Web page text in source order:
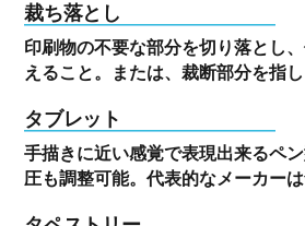
裁ち落とし
印刷物の不要な部分を切り落とし
えること。または、裁断部分を指し
タブレット
手描きに近い感覚で表現出来るペ
圧も調整可能。代表的なメーカーは